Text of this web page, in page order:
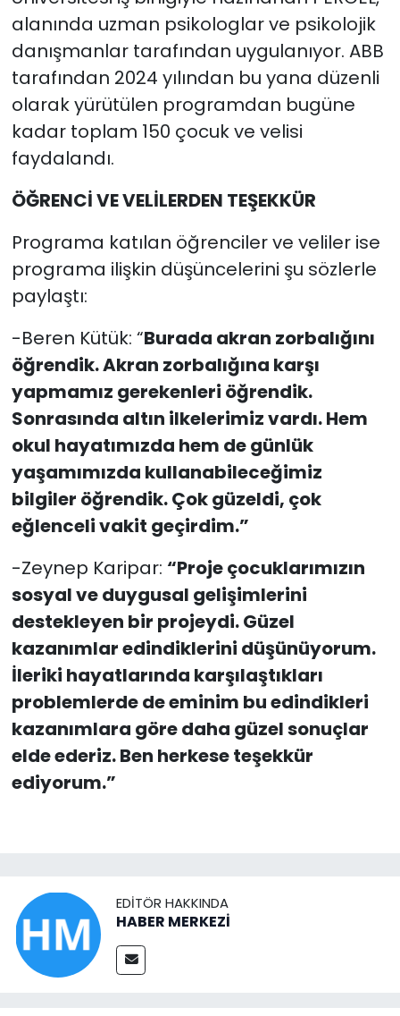
alanında uzman psikologlar ve psikolojik
danışmanlar tarafından uygulanıyor. ABB
tarafından 2024 yılından bu yana düzenli
olarak yürütülen programdan bugüne
kadar toplam 150 çocuk ve velisi
faydalandı.
ÖĞRENCİ VE VELİLERDEN TEŞEKKÜR
Programa katılan öğrenciler ve veliler ise
programa ilişkin düşüncelerini şu sözlerle
paylaştı:
-Beren Kütük: “Burada akran zorbalığını
öğrendik. Akran zorbalığına karşı
yapmamız gerekenleri öğrendik.
Sonrasında altın ilkelerimiz vardı. Hem
okul hayatımızda hem de günlük
yaşamımızda kullanabileceğimiz
bilgiler öğrendik. Çok güzeldi, çok
eğlenceli vakit geçirdim.”
-Zeynep Karipar: “Proje çocuklarımızın
sosyal ve duygusal gelişimlerini
destekleyen bir projeydi. Güzel
kazanımlar edindiklerini düşünüyorum.
İleriki hayatlarında karşılaştıkları
problemlerde de eminim bu edindikleri
kazanımlara göre daha güzel sonuçlar
elde ederiz. Ben herkese teşekkür
ediyorum.”
EDITÖR HAKKINDA
HABER MERKEZİ